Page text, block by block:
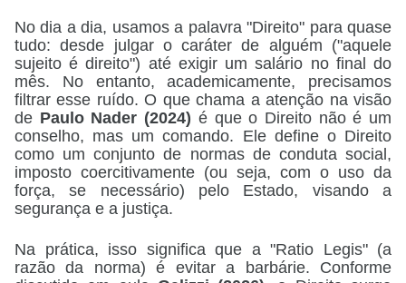
No dia a dia, usamos a palavra "Direito" para quase
tudo: desde julgar o caráter de alguém ("aquele
sujeito é direito") até exigir um salário no final do
mês. No entanto, academicamente, precisamos
filtrar esse ruído. O que chama a atenção na visão
de Paulo Nader (2024) é que o Direito não é um
conselho, mas um comando. Ele define o Direito
como um conjunto de normas de conduta social,
imposto coercitivamente (ou seja, com o uso da
força, se necessário) pelo Estado, visando a
segurança e a justiça.
Na prática, isso significa que a "Ratio Legis" (a
razão da norma) é evitar a barbárie. Conforme